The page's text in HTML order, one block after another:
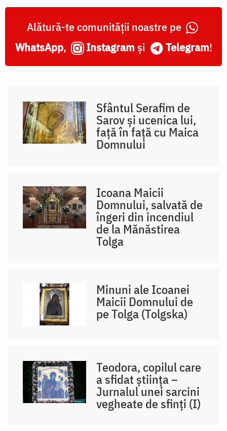
Alătură-te comunității noastre pe
WhatsApp, Instagram și Telegram!
Sfântul Serafim de
Sarov și ucenica lui,
față în față cu Maica
Domnului
Icoana Maicii
Domnului, salvată de
îngeri din incendiul
de la Mănăstirea
Tolga
Minuni ale Icoanei
Maicii Domnului de
pe Tolga (Tolgska)
Teodora, copilul care
a sfidat știința –
Jurnalul unei sarcini
vegheate de sfinți (I)